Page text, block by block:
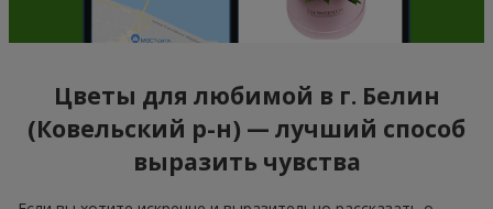
Цветы для любимой в г. Белин
(Ковельский р-н) — лучший способ
выразить чувства